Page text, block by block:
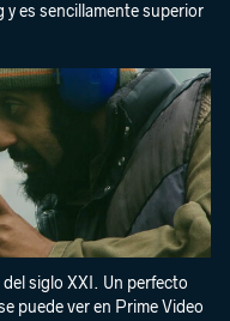
es sencillamente superior
siglo XXI. Un perfecto
puede ver en Prime Video